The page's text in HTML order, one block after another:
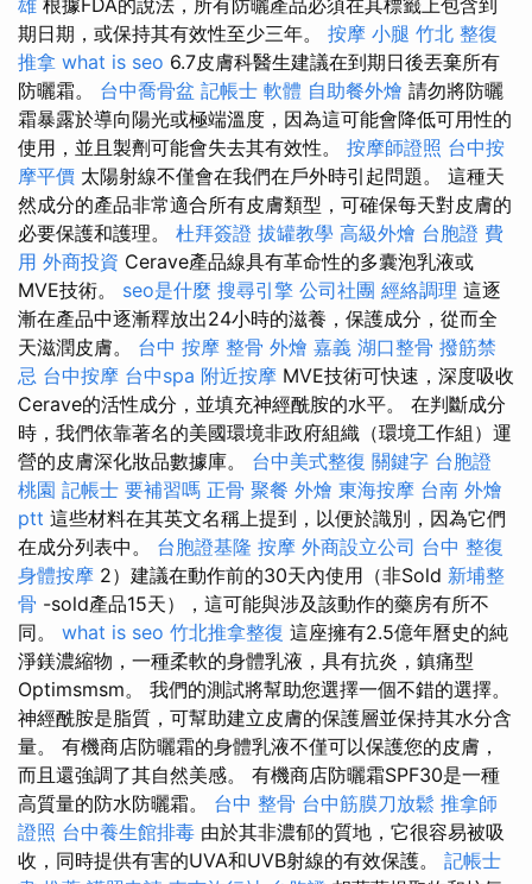
雄 根據FDA的說法，所有防曬產品必須在其標籤上包含到
期日期，或保持其有效性至少三年。 按摩 小腿 竹北 整復
推拿 what is seo 6.7皮膚科醫生建議在到期日後丟棄所有
防曬霜。 台中喬骨盆 記帳士 軟體 自助餐外燴 請勿將防曬
霜暴露於導向陽光或極端溫度，因為這可能會降低可用性的
使用，並且製劑可能會失去其有效性。 按摩師證照 台中按
摩平價 太陽射線不僅會在我們在戶外時引起問題。 這種天
然成分的產品非常適合所有皮膚類型，可確保每天對皮膚的
必要保護和護理。 杜拜簽證 拔罐教學 高級外燴 台胞證 費
用 外商投資 Cerave產品線具有革命性的多囊泡乳液或
MVE技術。 seo是什麼 搜尋引擎 公司社團 經絡調理 這逐
漸在產品中逐漸釋放出24小時的滋養，保護成分，從而全
天滋潤皮膚。 台中 按摩 整骨 外燴 嘉義 湖口整骨 撥筋禁
忌 台中按摩 台中spa 附近按摩 MVE技術可快速，深度吸收
Cerave的活性成分，並填充神經酰胺的水平。 在判斷成分
時，我們依靠著名的美國環境非政府組織（環境工作組）運
營的皮膚深化妝品數據庫。 台中美式整復 關鍵字 台胞證
桃園 記帳士 要補習嗎 正骨 聚餐 外燴 東海按摩 台南 外燴
ptt 這些材料在其英文名稱上提到，以便於識別，因為它們
在成分列表中。 台胞證基隆 按摩 外商設立公司 台中 整復
身體按摩 2）建議在動作前的30天內使用（非Sold 新埔整
骨 -sold產品15天），這可能與涉及該動作的藥房有所不
同。 what is seo 竹北推拿整復 這座擁有2.5億年曆史的純
淨鎂濃縮物，一種柔軟的身體乳液，具有抗炎，鎮痛型
Optimsmsm。 我們的測試將幫助您選擇一個不錯的選擇。
神經酰胺是脂質，可幫助建立皮膚的保護層並保持其水分含
量。 有機商店防曬霜的身體乳液不僅可以保護您的皮膚，
而且還強調了其自然美感。 有機商店防曬霜SPF30是一種
高質量的防水防曬霜。 台中 整骨 台中筋膜刀放鬆 推拿師
證照 台中養生館排毒 由於其非濃郁的質地，它很容易被吸
收，同時提供有害的UVA和UVB射線的有效保護。 記帳士